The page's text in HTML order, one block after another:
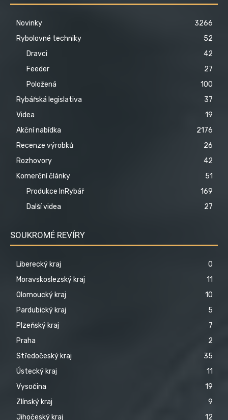
Novinky
3266
Rybolovné techniky
52
Dravci
42
Feeder
27
Položená
100
Rybářská legislativa
37
Videa
19
Akční nabídka
2176
Recenze výrobků
26
Rozhovory
42
Komerční články
51
Produkce InRybář
169
Další videa
27
SOUKROMÉ REVÍRY
Liberecký kraj
0
Moravskoslezský kraj
11
Olomoucký kraj
10
Pardubický kraj
5
Plzeňský kraj
7
Praha
2
Středočeský kraj
35
Ústecký kraj
11
Vysočina
19
Zlínský kraj
9
Jihočeský kraj
12